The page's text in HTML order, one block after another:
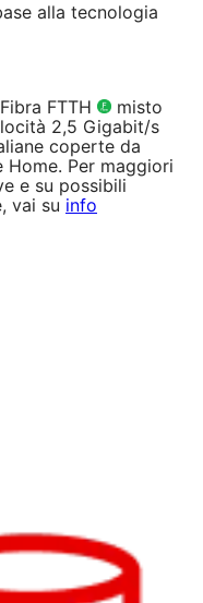
alla tecnologia
FTTH
misto
2,5 Gigabit/s
coperte da
Home. Per maggiori
e su possibili
vai su info